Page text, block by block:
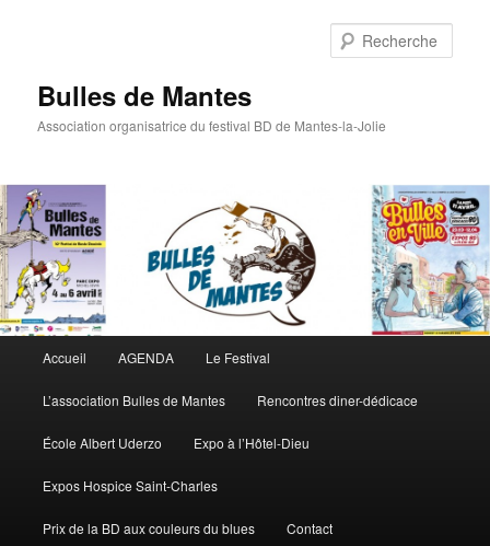
Bulles de Mantes
Association organisatrice du festival BD de Mantes-la-Jolie
Aller au contenu principal
Aller au contenu secondaire
Accueil AGENDA Le Festival
L’association Bulles de Mantes Rencontres diner-dédicace
École Albert Uderzo Expo à l’Hôtel-Dieu
Expos Hospice Saint-Charles
Prix de la BD aux couleurs du blues Contact